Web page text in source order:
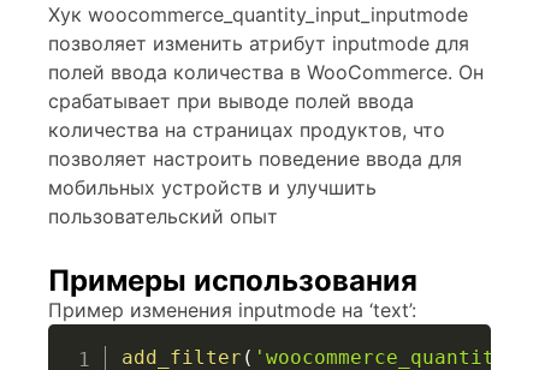
Хук woocommerce_quantity_input_inputmode
позволяет изменить атрибут inputmode для
полей ввода количества в WooCommerce. Он
срабатывает при выводе полей ввода
количества на страницах продуктов, что
позволяет настроить поведение ввода для
мобильных устройств и улучшить
пользовательский опыт
Примеры использования
Пример изменения inputmode на ‘text’:
add_filter (